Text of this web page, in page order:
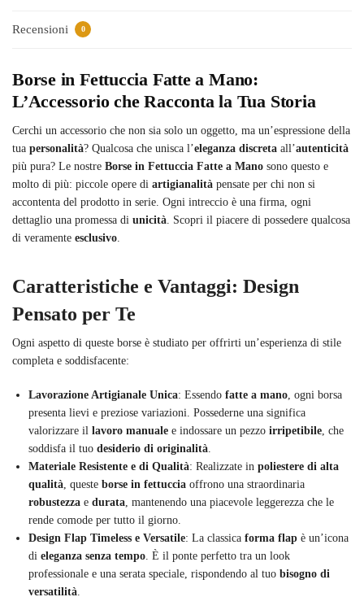
Recensioni 0
Borse in Fettuccia Fatte a Mano:
L’Accessorio che Racconta la Tua Storia
Cerchi un accessorio che non sia solo un oggetto, ma un’espressione della
tua personalità? Qualcosa che unisca l’eleganza discreta all’autenticità
più pura? Le nostre Borse in Fettuccia Fatte a Mano sono questo e
molto di più: piccole opere di artigianalità pensate per chi non si
accontenta del prodotto in serie. Ogni intreccio è una firma, ogni
dettaglio una promessa di unicità. Scopri il piacere di possedere qualcosa
di veramente esclusivo.
Caratteristiche e Vantaggi: Design
Pensato per Te
Ogni aspetto di queste borse è studiato per offrirti un’esperienza di stile
completa e soddisfacente:
Lavorazione Artigianale Unica: Essendo fatte a mano , ogni borsa
presenta lievi e preziose variazioni. Possederne una significa
valorizzare il lavoro manuale e indossare un pezzo irripetibile , che
soddisfa il tuo desiderio di originalità
Materiale Resistente e di Qualità: Realizzate in poliestere di alta
qualità , queste borse in fettuccia offrono una straordinaria
robustezza e durata , mantenendo una piacevole leggerezza che le
rende comode per tutto il giorno.
Design Flap Timeless e Versatile: La classica forma flap è un’icona
di eleganza senza tempo . È il ponte perfetto tra un look
professionale e una serata speciale, rispondendo al tuo bisogno di
versatilità